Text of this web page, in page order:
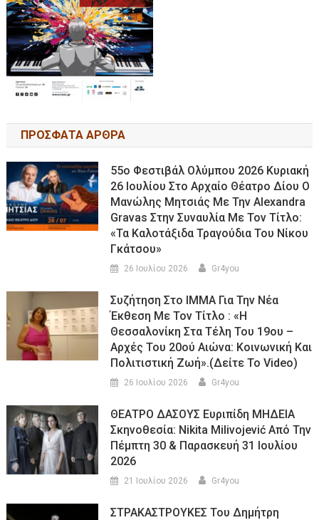
ΠΡΟΣΦΑΤΑ ΑΡΘΡΑ
55ο Φεστιβάλ Ολύμπου 2026 Κυριακή
26 Ιουλίου Στο Αρχαίο Θέατρο Δίου Ο
Μανώλης Μητσιάς Με Την Alexandra
Gravas Στην Συναυλία Με Τον Τίτλο:
«τα Καλοτάξιδα Τραγούδια Του Νίκου
Γκάτσου»
26 Ιουλίου 2026 Gr4you
Συζήτηση Στο ΙΜΜΑ Για Την Νέα
Έκθεση Με Τον Τίτλο : «Η
Θεσσαλονίκη Στα Τέλη Του 19ου –
Αρχές Του 20ού Αιώνα: Κοινωνική Και
Πολιτιστική Ζωή».(Δείτε Το Video)
26 Ιουλίου 2026 Gr4you
ΘΕΑΤΡΟ ΔΑΣΟΥΣ Ευριπίδη ΜΗΔΕΙΑ
Σκηνοθεσία: Nikita Milivojević Από Την
Πέμπτη 30 & Παρασκευή 31 Ιουλίου
2026
21 Ιουλίου 2026 Gr4you
ΣΤΡΑΚΑΣΤΡΟΥΚΕΣ Του Δημήτρη